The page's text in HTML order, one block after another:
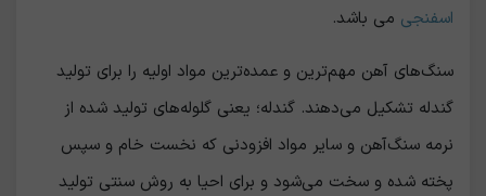
اسفنجی می باشد.
سنگ‌های آهن مهم‌ترین و عمده‌ترین مواد اولیه را برای تولید
گندله تشکیل می‌دهند. گندله؛ یعنی گلوله‌های تولید شده از
نرمه سنگ‌آهن و سایر مواد افزودنی که نخست خام و سپس
پخته شده و سخت می‌شود و برای احیا به روش سنتی تولید